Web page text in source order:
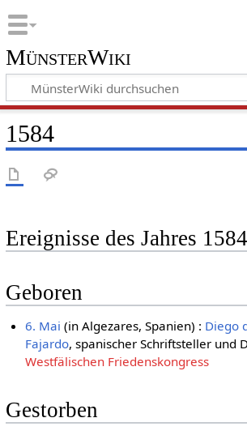
MünsterWiki
1584
Ereignisse des Jahres 1584
Geboren
6. Mai (in Algezares, Spanien) : Diego
Fajardo, spanischer Schriftsteller und
Westfälischen Friedenskongress
Gestorben